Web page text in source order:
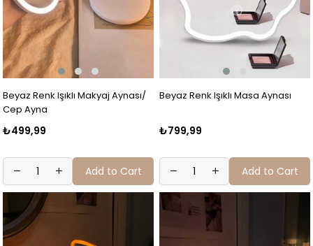
Beyaz Renk Işıklı Makyaj Aynası/
Cep Ayna
₺499,99
Add to Cart
Beyaz Renk Işıklı Masa Aynası
₺799,99
Add to Cart